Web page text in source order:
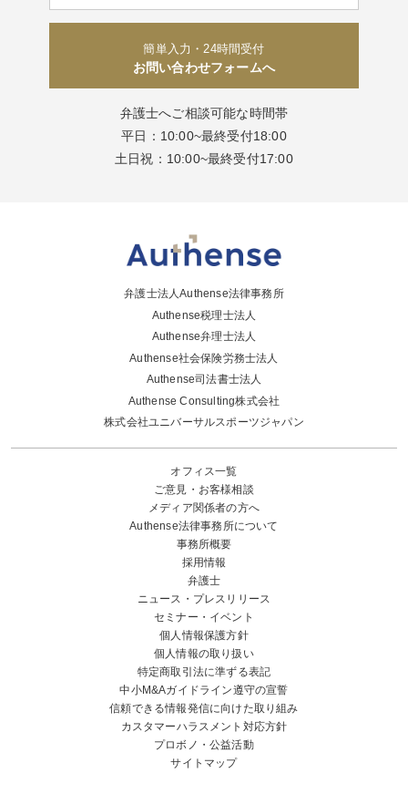
簡単入力・24時間受付
お問い合わせフォームへ
弁護士へご相談可能な時間帯
平日：10:00~最終受付18:00
土日祝：10:00~最終受付17:00
弁護士法人Authense法律事務所
Authense税理士法人
Authense弁理士法人
Authense社会保険労務士法人
Authense司法書士法人
Authense Consulting株式会社
株式会社ユニバーサルスポーツジャパン
オフィス一覧
ご意見・お客様相談
メディア関係者の方へ
Authense法律事務所について
事務所概要
採用情報
弁護士
ニュース・プレスリリース
セミナー・イベント
個人情報保護方針
個人情報の取り扱い
特定商取引法に準ずる表記
中小M&Aガイドライン遵守の宣誓
信頼できる情報発信に向けた取り組み
カスタマーハラスメント対応方針
プロボノ・公益活動
サイトマップ